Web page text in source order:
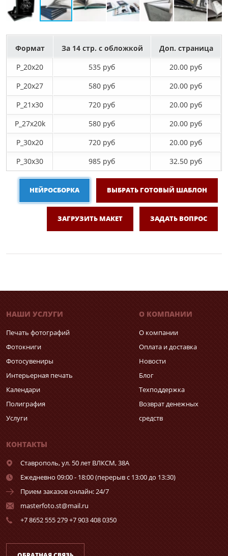
Формат За 14 стр. с обложкой
Доп. страница
P_20х20
535 руб
20.00 руб
P_20х27
580 руб
20.00 руб
P_21х30
720 руб
20.00 руб
P_27х20k
580 руб
20.00 руб
P_30х20
720 руб
20.00 руб
P_30х30
985 руб 32.50 руб
НЕЙРОСБОРКА ВЫБРАТЬ ГОТОВЫЙ ШАБЛОН
ЗАГРУЗИТЬ МАКЕТ ЗАДАТЬ ВОПРОС
НАШИ УСЛУГИ
Печать фотографий
Фотокниги
Фотосувениры
Интерьерная печать
Календари
Полиграфия
Услуги
О КОМПАНИИ
О компании
Оплата и доставка
Новости
Блог
Техподдержка
Возврат денежных
средств
КОНТАКТЫ
Ставрополь,ул. 50 лет ВЛКСМ, 38А
Ежедневно 09:00 - 18:00 (перерыв с 13:00 до 13:30)
Прием заказов онлайн: 24/7
masterfoto.st@mail.ru
+7 8652 555 279 +7 903 408 0350